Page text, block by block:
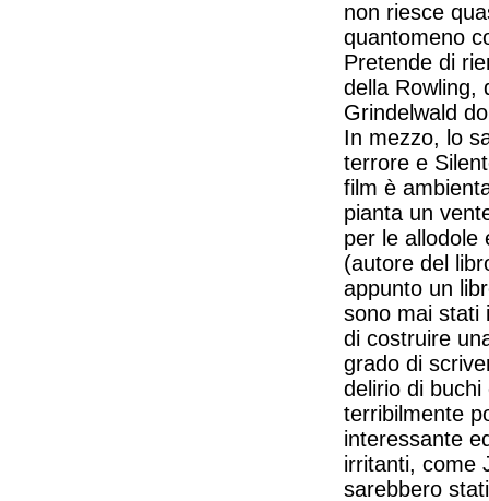
non riesce
quantomeno
Pretende di
della Rowling,
Grindelwald
In mezzo, lo
terrore e
film è
pianta un
per le allodole
(autore del
appunto un
sono mai stati
di costruire
grado di
delirio di
terribilmente
interessante
irritanti, come
sarebbero